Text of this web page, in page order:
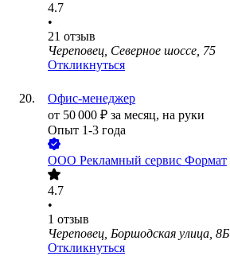
4.7
•
21 отзыв
Череповец, Северное шоссе, 75
Откликнуться
Офис-менеджер
от 50 000 ₽ за месяц, на руки
Опыт 1-3 года
ООО Рекламный сервис Формат
4.7
•
1 отзыв
Череповец, Боршодская улица, 8Б
Откликнуться